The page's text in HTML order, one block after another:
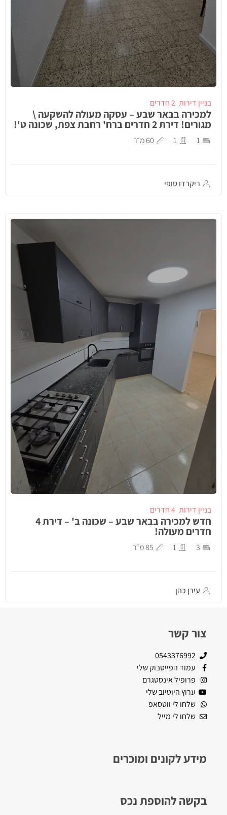
בניין דירות 2 חדרים
למכירה בבאר שבע – עסקה מעולה להשקעה \
מגורים! דירת 2 חדרים ברח' רחבת צפת, שכונה ט'!
1
1 60 מ״ר
ריקרדו סופי
בניין דירות 4 חדרים
חדש למכירה בבאר שבע – שכונה ב' – דירת 4
חדרים מעולה!
3
1 85 מ״ר
עירן כהן
צור קשר
0543376992
עמוד הפייסבוק שלי
פרופיל אינסטגרם
ערוץ היוטיוב שלי
שלחו לי ווטסאפ
שלחו לי מייל
מידע לקונים ומוכרים
בקשה להוספת נכס